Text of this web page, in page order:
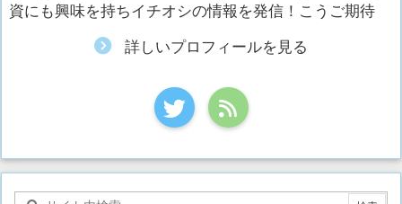
資にも興味を持ちイチオシの情報を発信！こうご期待
詳しいプロフィールを見る